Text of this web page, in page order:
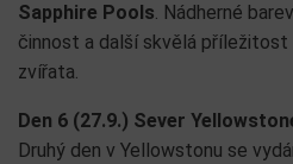
Sapphire Pools. Nádherné
činnost a další skvělá
zvířata.
Den 6 (27.9.) Sever
Druhý den v Yellowstonu se